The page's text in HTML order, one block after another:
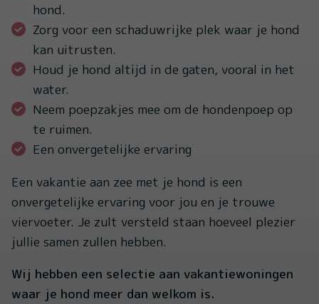
hond.
Zorg voor een schaduwrijke plek waar je hond
kan uitrusten.
Houd je hond altijd in de gaten, vooral in het
water.
Neem poepzakjes mee om de hondenpoep op
te ruimen.
Een onvergetelijke ervaring
Een vakantie aan zee met je hond is een
onvergetelijke ervaring voor jou en je trouwe
viervoeter. Je zult versteld staan hoeveel plezier
jullie samen zullen hebben.
Wij hebben een selectie aan vakantiewoningen
waar je hond meer dan welkom is.